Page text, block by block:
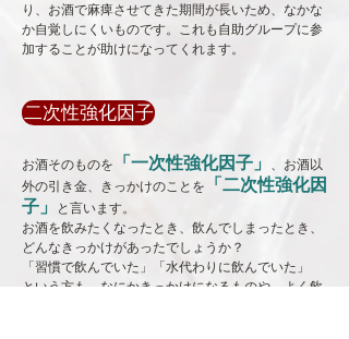
り、お酒で麻痺させてきた期間が長いため、なかな
か自覚しにくいものです。これも自助グループに参
加することが助けになってくれます。
二次性強化因子
お酒そのものを 「一次性強化因子」 、お酒以
外の引き金、きっかけのことを
「二次性強化因
子」
と言います。
お酒を飲みたくなったとき、飲んでしまったとき、
どんなきっかけがあったでしょうか？
「習慣で飲んでいた」「水代わりに飲んでいた」
という方も、なにかきっかけになるものや、よく飲